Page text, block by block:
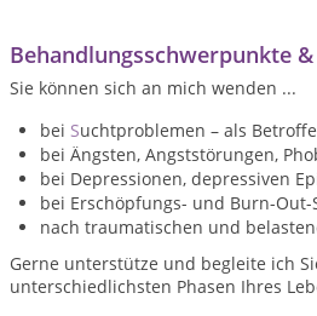
Behandlungsschwerpunkte
Sie können sich an mich wenden ...
bei Suchtproblemen – als
bei Ängsten, Angststörungen,
bei Depressionen, depressiven
bei Erschöpfungs- und Burn-Out-
nach traumatischen und
Gerne unterstütze und begleite ich
unterschiedlichsten Phasen Ihres